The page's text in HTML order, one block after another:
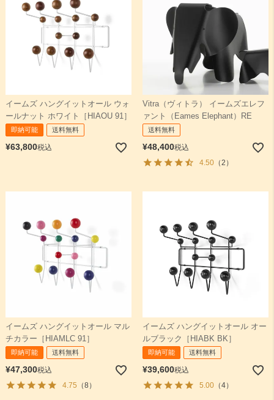
イームズ ハングイットオール ウォ
ールナット ホワイト［HIAOU 91］
即納可能 送料無料
¥63,800税込
Vitra（ヴィトラ） イームズエレフ
ァント（Eames Elephant）RE
送料無料
¥48,400税込
4.50（2）
イームズ ハングイットオール マル
チカラー［HIAMLC 91］
即納可能 送料無料
¥47,300税込
4.75 （8）
イームズ ハングイットオール オー
ルブラック［HIABK BK］
即納可能 送料無料
¥39,600税込
5.00（4）